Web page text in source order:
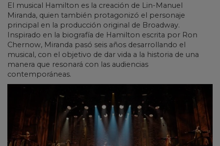
El musical Hamilton es la creación de Lin-Manuel
Miranda, quien también protagonizó el personaje
principal en la producción original de Broadway.
Inspirado en la biografía de Hamilton escrita por Ron
Chernow, Miranda pasó seis años desarrollando el
musical, con el objetivo de dar vida a la historia de una
manera que resonará con las audiencias
contemporáneas.